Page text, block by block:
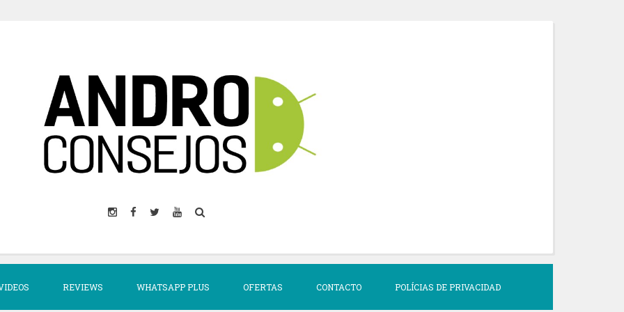
REVIEWS WHATSAPP PLUS OFERTAS CONTACTO POLÍCIAS DE PRIVACIDAD